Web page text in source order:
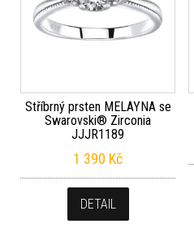
Stříbrný prsten MELAYNA se
Swarovski® Zirconia
JJJR1189
1 390 Kč
DETAIL